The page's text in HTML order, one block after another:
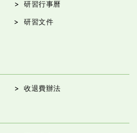
研習行事曆
研習文件
收退費辦法